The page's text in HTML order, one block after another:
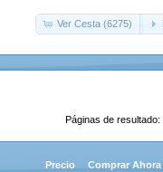
Ver Cesta (6275)
Páginas de resultado:
Precio Comprar Ahora